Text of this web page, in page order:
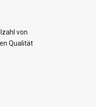
von
Qualität